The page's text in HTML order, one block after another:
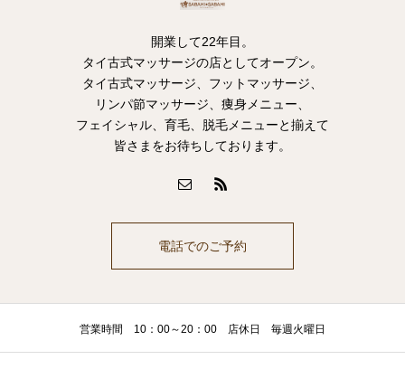
開業して22年目。
タイ古式マッサージの店としてオープン。
タイ古式マッサージ、フットマッサージ、
リンパ節マッサージ、痩身メニュー、
フェイシャル、育毛、脱毛メニューと揃えて
皆さまをお待ちしております。
電話でのご予約
営業時間 10：00～20：00 店休日 毎週火曜日